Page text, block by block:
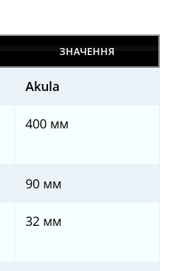
ЗНАЧЕННЯ
Akula
400 мм
90 мм
32 мм